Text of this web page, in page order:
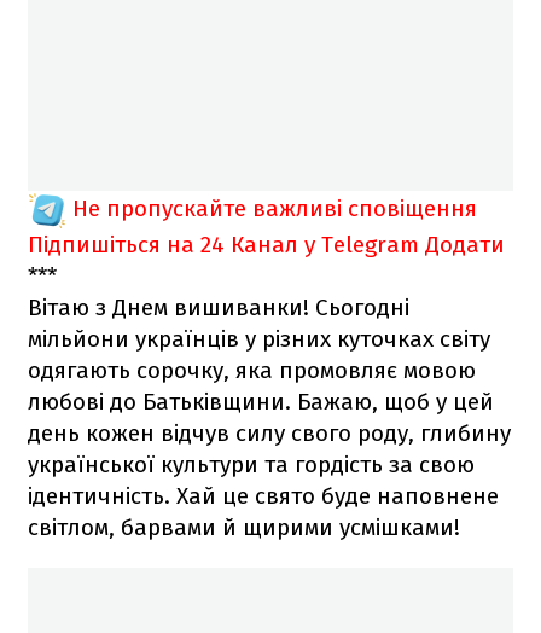
Не пропускайте важливі сповіщення
Підпишіться на 24 Канал у Telegram Додати
***
Вітаю з Днем вишиванки! Сьогодні
мільйони українців у різних куточках світу
одягають сорочку, яка промовляє мовою
любові до Батьківщини. Бажаю, щоб у цей
день кожен відчув силу свого роду, глибину
української культури та гордість за свою
ідентичність. Хай це свято буде наповнене
світлом, барвами й щирими усмішками!